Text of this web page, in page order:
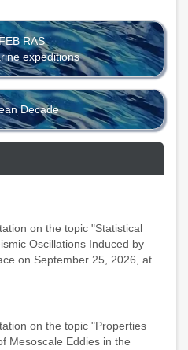
RAS
expeditions
Decade
on the topic "Statistical
Oscillations Induced by
on September 25, 2026, at
on the topic "Properties
Mesoscale Eddies in the